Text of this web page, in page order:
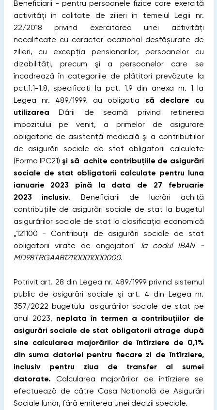
Beneficiarii - pentru persoanele fizice care exercită
activități în calitate de zilieri în temeiul Legii nr.
22/2018 privind exercitarea unei activități
necalificate cu caracter ocazional desfășurate de
zilieri, cu excepția pensionarilor, persoanelor cu
dizabilități, precum şi a persoanelor care se
încadrează în categoriile de plătitori prevăzute la
pct.1.1-1.8, specificaţi la pct. 1.9 din anexa nr. 1 la
Legea nr. 489/1999,
au obligaţia să declare cu
utilizareaDării de seamă privind reţinerea
impozitului pe venit, a primelor de asigurare
obligatorie de asistenţă medicală şi a contribuţiilor
de asigurări sociale de stat obligatorii calculate
(Forma IPC21) şi să achite contribuţiile de asigurări
sociale de stat obligatorii calculate pentru luna
ianuarie 2023 pînă la data de 27 februarie
2023 inclusiv. Beneficiarii de lucrări achită
contribuţiile de asigurări sociale de stat la bugetul
asigurărilor sociale de stat la clasificaţia economică
„121100 - Contribuţii de asigurări sociale de stat
obligatorii virate de angajatori" la codul IBAN -
MD98TRGAAB12110001000000.
Potrivit art. 28 din Legea nr. 489/1999 privind sistemul
public de asigurări sociale şi art. 4 din Legea nr.
357/2022 bugetului asigurărilor sociale de stat pe
anul 2023, neplata în termen a contribuţiilor de
asigurări sociale de stat obligatorii atrage după
sine calcularea majorărilor de întîrziere de 0,1%
din suma datoriei pentru fiecare zi de întîrziere,
inclusiv pentru ziua de transfer al sumei
datorate. Calcularea majorărilor de întîrziere se
efectuează de către Casa Naţională de Asigurări
Sociale lunar, fără emiterea unei decizii speciale.